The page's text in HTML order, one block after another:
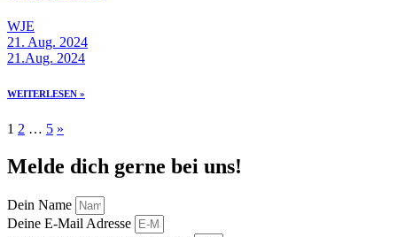
WJE
21. Aug. 2024
21.Aug. 2024
WEITERLESEN »
1 2 … 5 »
Melde dich gerne bei uns!
Dein Name
Deine E-Mail Adresse